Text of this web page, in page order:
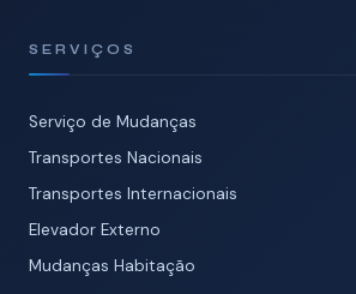
SERVIÇOS
Serviço de Mudanças
Transportes Nacionais
Transportes Internacionais
Elevador Externo
Mudanças Habitação